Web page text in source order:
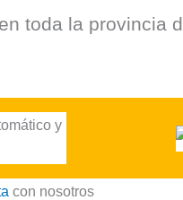
toda la provincia
con nosotros